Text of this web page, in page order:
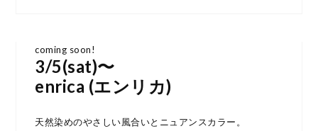
coming soon!
3/5(sat)〜
enrica (エンリカ)
天然染めのやさしい風合いとニュアンスカラー。